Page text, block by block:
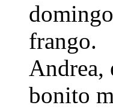
frango.
Andrea,
bonito